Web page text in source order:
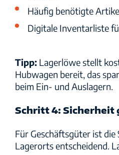
Häufig benötigte
Digitale Inventarliste
Tipp: Lagerlöwe stellt
Hubwagen bereit, das
beim Ein- und Auslagern.
Schritt 4: Sicherheit
Für Geschäftsgüter ist die
Lagerorts entscheidend.